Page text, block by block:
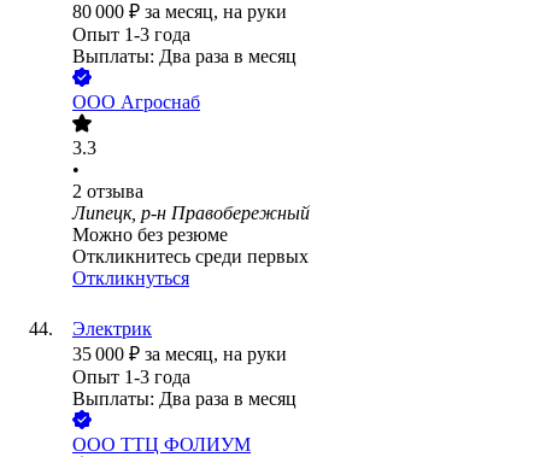
80 000 ₽ за месяц, на руки
Опыт 1-3 года
Выплаты: Два раза в месяц
ООО Агроснаб
3.3
•
2 отзыва
Липецк, р-н Правобережный
Можно без резюме
Откликнитесь среди первых
Откликнуться
Электрик
35 000 ₽ за месяц, на руки
Опыт 1-3 года
Выплаты: Два раза в месяц
ООО ТТЦ ФОЛИУМ